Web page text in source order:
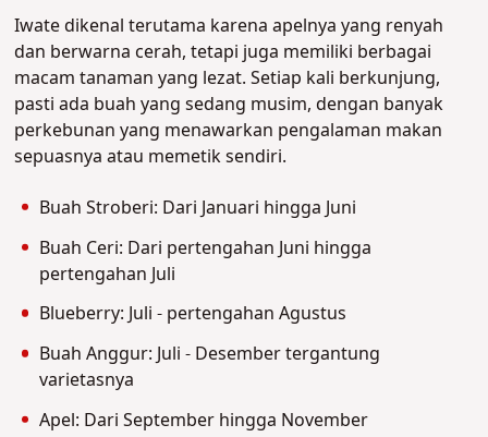
Iwate dikenal terutama karena apelnya yang renyah
dan berwarna cerah, tetapi juga memiliki berbagai
macam tanaman yang lezat. Setiap kali berkunjung,
pasti ada buah yang sedang musim, dengan banyak
perkebunan yang menawarkan pengalaman makan
sepuasnya atau memetik sendiri.
Buah Stroberi: Dari Januari hingga Juni
Buah Ceri: Dari pertengahan Juni hingga
pertengahan Juli
Blueberry: Juli - pertengahan Agustus
Buah Anggur: Juli - Desember tergantung
varietasnya
Apel: Dari September hingga November